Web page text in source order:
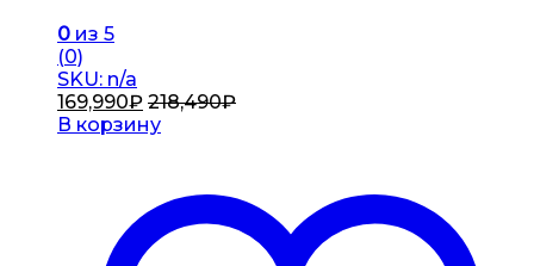
0 из 5
(0)
SKU: n/a
169,990₽ 218,490₽
В корзину